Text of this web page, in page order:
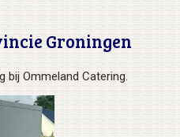
Groningen
bij Ommeland Catering.